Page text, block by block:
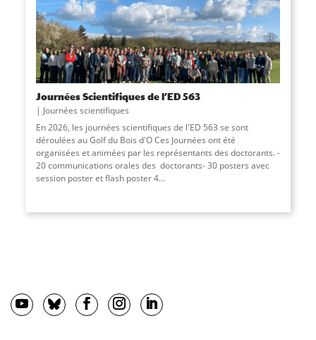
Journées Scientifiques de l’ED 563
Journées scientifiques
En 2026, les journées scientifiques de l'ED 563 se sont
déroulées au Golf du Bois d'O Ces Journées ont été
organisées et animées par les représentants des doctorants. -
20 communications orales des doctorants- 30 posters avec
session poster et ﬂash poster 4...